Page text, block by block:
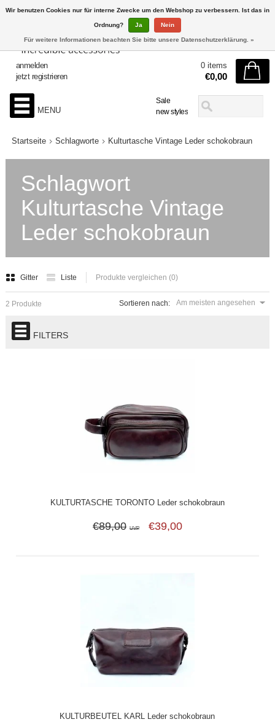
Sale
new styles
anmelden
jetzt registrieren
0 items
€0,00
MENU
Startseite Schlagworte Kulturtasche Vintage Leder schokobraun
Schlagwort
Kulturtasche Vintage
Leder schokobraun
Gitter Liste Produkte vergleichen (0)
Sortieren nach: Am meisten angesehen
2 Produkte
FILTERS
KULTURTASCHE TORONTO Leder schokobraun
€89,00 UVP €39,00
KULTURBEUTEL KARL Leder schokobraun
Wir benutzen Cookies nur für interne Zwecke um den Webshop zu verbessern. Ist das in
Ordnung? Ja Nein
Für weitere Informationen beachten Sie bitte unsere Datenschutzerklärung. »